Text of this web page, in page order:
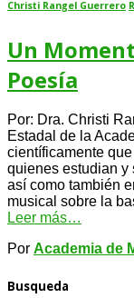
Christi Rangel Guerrero
Un
Poesía
Por: Dra. Christi
Estadal de la
científicamente
quienes estudian y
así como también
musical sobre la
Leer más…
Por Academia de
Busqueda